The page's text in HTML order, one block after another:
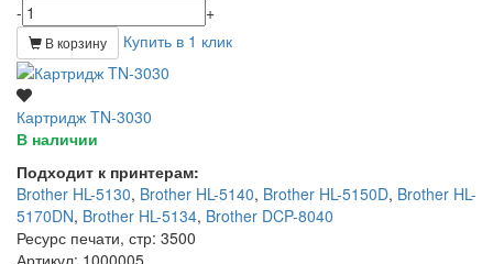
-
+
В корзину Купить в 1 клик
Картридж TN-3030
В наличии
Подходит к принтерам:
Brother HL-5130, Brother HL-5140, Brother HL-5150D, Brother HL-
5170DN, Brother HL-5134, Brother DCP-8040
Ресурс печати, стр: 3500